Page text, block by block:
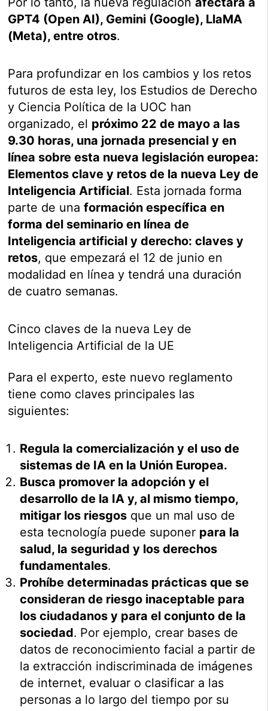
GPT4 (Open AI), Gemini (Google), LlaMA
(Meta), entre otros.
Para profundizar en los cambios y los retos
futuros de esta ley, los Estudios de Derecho
y Ciencia Política de la UOC han
organizado, el próximo 22 de mayo a las
9.30 horas, una jornada presencial y en
línea sobre esta nueva legislación europea:
Elementos clave y retos de la nueva Ley de
Inteligencia Artificial. Esta jornada forma
parte de unaformación específica en
forma del seminario en línea de
Inteligencia artificial y derecho: claves y
retos, que empezará el 12 de junio en
modalidad en línea y tendrá una duración
de cuatro semanas.
Cinco claves de la nueva Ley de
Inteligencia Artificial de la UE
Para el experto, este nuevo reglamento
tiene como claves principales las
siguientes:
Regula la comercialización y el uso de
sistemas de IA en la Unión Europea.
Busca promover la adopción y el
desarrollo de la IA y, al mismo tiempo,
mitigar los riesgos que un mal uso de
esta tecnología puede suponer para la
salud, la seguridad y los derechos
fundamentales.
Prohíbe determinadas prácticas que se
consideran de riesgo inaceptable para
los ciudadanos y para el conjunto de la
sociedad. Por ejemplo, crear bases de
datos de reconocimiento facial a partir de
la extracción indiscriminada de imágenes
de internet, evaluar o clasificar a las
personas a lo largo del tiempo por su